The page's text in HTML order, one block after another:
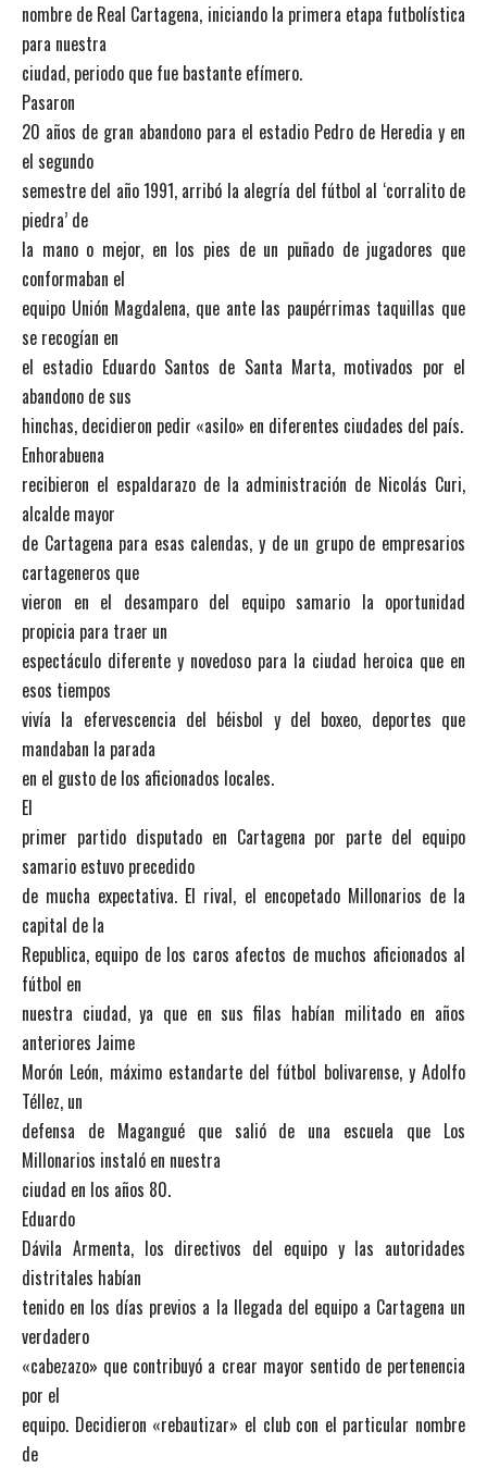
nombre de Real Cartagena, iniciando la primera etapa futbolística
para nuestra
ciudad, periodo que fue bastante efímero.
Pasaron
20 años de gran abandono para el estadio Pedro de Heredia y en
el segundo
semestre del año 1991, arribó la alegría del fútbol al ‘corralito de
piedra’ de
la mano o mejor, en los pies de un puñado de jugadores que
conformaban el
equipo Unión Magdalena, que ante las paupérrimas taquillas que
se recogían en
el estadio Eduardo Santos de Santa Marta, motivados por el
abandono de sus
hinchas, decidieron pedir «asilo» en diferentes ciudades del país.
Enhorabuena
recibieron el espaldarazo de la administración de Nicolás Curi,
alcalde mayor
de Cartagena para esas calendas, y de un grupo de empresarios
cartageneros que
vieron en el desamparo del equipo samario la oportunidad
propicia para traer un
espectáculo diferente y novedoso para la ciudad heroica que en
esos tiempos
vivía la efervescencia del béisbol y del boxeo, deportes que
mandaban la parada
en el gusto de los aficionados locales.
El
primer partido disputado en Cartagena por parte del equipo
samario estuvo precedido
de mucha expectativa. El rival, el encopetado Millonarios de la
capital de la
Republica, equipo de los caros afectos de muchos aficionados al
fútbol en
nuestra ciudad, ya que en sus filas habían militado en años
anteriores Jaime
Morón León, máximo estandarte del fútbol bolivarense, y Adolfo
Téllez, un
defensa de Magangué que salió de una escuela que Los
Millonarios instaló en nuestra
ciudad en los años 80.
Eduardo
Dávila Armenta, los directivos del equipo y las autoridades
distritales habían
tenido en los días previos a la llegada del equipo a Cartagena un
verdadero
«cabezazo» que contribuyó a crear mayor sentido de pertenencia
por el
equipo. Decidieron «rebautizar» el club con el particular nombre
de